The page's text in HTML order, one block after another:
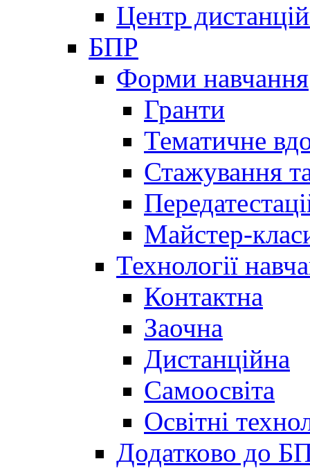
Центр
БПР
Форми навчання
Гранти
Тематичне
Стажування
Майстер-
Технології
Контактна
Заочна
Дистанційна
Самоосвіта
Освітні
Додатково до